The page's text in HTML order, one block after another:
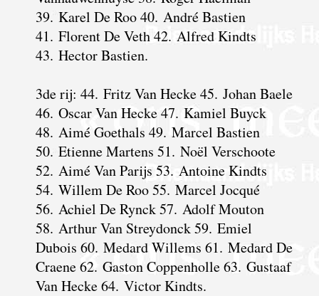
39. Karel De Roo 40. André Bastien
41. Florent De Veth 42. Alfred Kindts
43. Hector Bastien.
3de rij: 44. Fritz Van Hecke 45. Johan Baele
46. Oscar Van Hecke 47. Kamiel Buyck
48. Aimé Goethals 49. Marcel Bastien
50. Etienne Martens 51. Noël Verschoote
52. Aimé Van Parijs 53. Antoine Kindts
54. Willem De Roo 55. Marcel Jocqué
56. Achiel De Rynck 57. Adolf Mouton
58. Arthur Van Streydonck 59. Emiel
Dubois 60. Medard Willems 61. Medard De
Craene 62. Gaston Coppenholle 63. Gustaaf
Van Hecke 64. Victor Kindts.